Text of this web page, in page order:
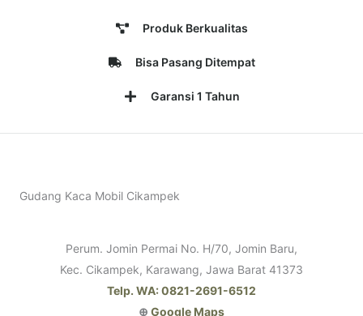
Produk Berkualitas
Bisa Pasang Ditempat
Garansi 1 Tahun
Gudang Kaca Mobil Cikampek
Perum. Jomin Permai No. H/70, Jomin Baru,
Kec. Cikampek, Karawang, Jawa Barat 41373
Telp. WA: 0821-2691-6512
⊕ Google Maps